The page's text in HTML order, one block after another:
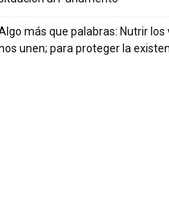
más que palabras: Nutrir los
unen; para proteger la